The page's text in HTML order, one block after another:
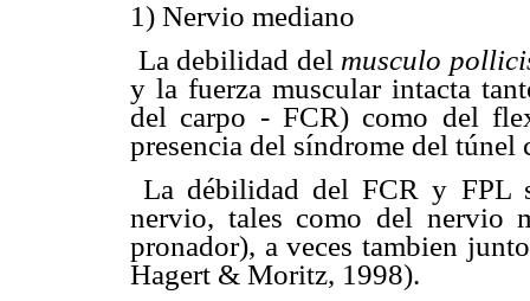
1) Nervio mediano
 La debilidad del musculo
y la fuerza muscular intacta
del carpo - FCR) como del
presencia del síndrome del túnel
 La débilidad del FCR y
nervio, tales como del nervio
pronador), a veces tambien
Hagert & Moritz, 1998).